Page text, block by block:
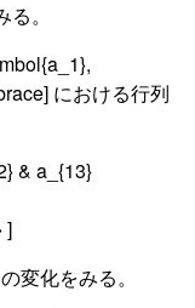
。
における行列
& a_{13}
]
変化をみる。